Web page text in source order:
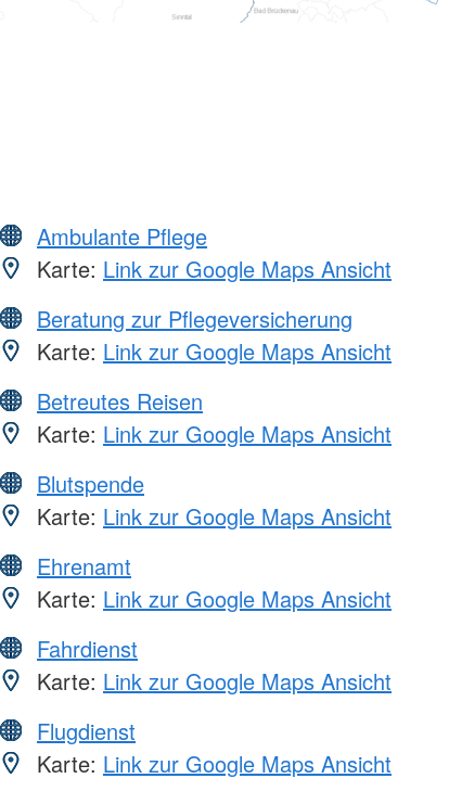
Ambulante Pflege
Karte: Link zur Google Maps Ansicht
Beratung zur Pflegeversicherung
Karte: Link zur Google Maps Ansicht
Betreutes Reisen
Karte: Link zur Google Maps Ansicht
Blutspende
Karte: Link zur Google Maps Ansicht
Ehrenamt
Karte: Link zur Google Maps Ansicht
Fahrdienst
Karte: Link zur Google Maps Ansicht
Flugdienst
Karte: Link zur Google Maps Ansicht